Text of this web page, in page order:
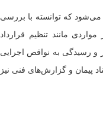
می‌شود که توانسته با بررسی
مانند تنظیم قرارداد
و رسیدگی به نواقص اجرایی
پیمان و گزارش‌های فنی نیز